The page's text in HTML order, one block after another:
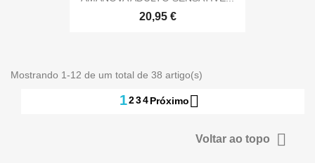
20,95 €
Mostrando 1-12 de um total de 38 artigo(s)
1234Próximo
Voltar ao topo 